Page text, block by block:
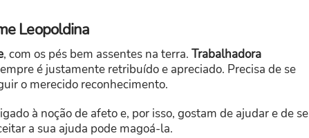
Leopoldina
, com os pés bem assentes na terra. Trabalhadora
é justamente retribuído e apreciado. Precisa de se
o merecido reconhecimento.
à noção de afeto e, por isso, gostam de ajudar e de se
a sua ajuda pode magoá-la.